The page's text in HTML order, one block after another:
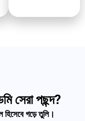
সেরা পছন্দ?
গড়ে তুলি।